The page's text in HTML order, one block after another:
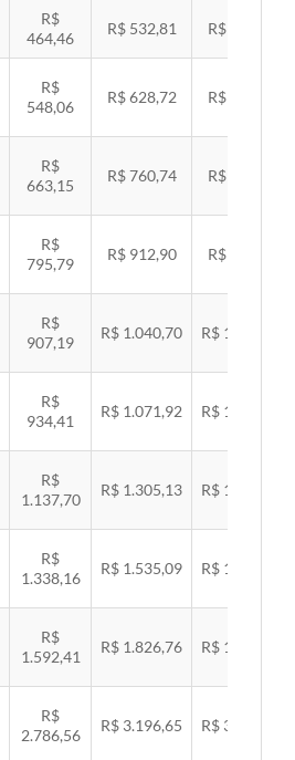
R$
464,46
R$ 532,81 R$ 549,06
R$
548,06
R$ 628,72 R$ 647,89
R$
663,15
R$ 760,74 R$ 783,94
R$
795,79
R$ 912,90 R$ 940,74
R$
907,19
R$ 1.040,70 R$ 1.072,43
R$
934,41
R$ 1.071,92 R$ 1.104,60
R$
1.137,70
R$ 1.305,13 R$ 1.344,92
R$
1.338,16
R$ 1.535,09 R$ 1.581,89
R$
1.592,41
R$ 1.826,76 R$ 1.882,45
R$
2.786,56
R$ 3.196,65 R$ 3.294,10